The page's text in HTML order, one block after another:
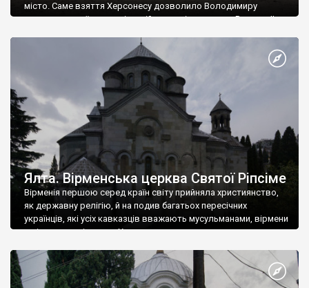
місто. Саме взяття Херсонесу дозволило Володимиру
диктувати свої умови візантійському імператору Василю ІІ, та
Херсонесі Володимир-язичник, став Василем-християнином.
А потім було Хрещення Русі. На честь Херсонесу Таврійського
Ялта. Вірменська церква Святої Ріпсіме
Вірменія першою серед країн світу прийняла християнство,
як державну релігію, й на подив багатьох пересічних
українців, які усіх кавказців вважають мусульманами, вірмени
є відданими вірянами Христа